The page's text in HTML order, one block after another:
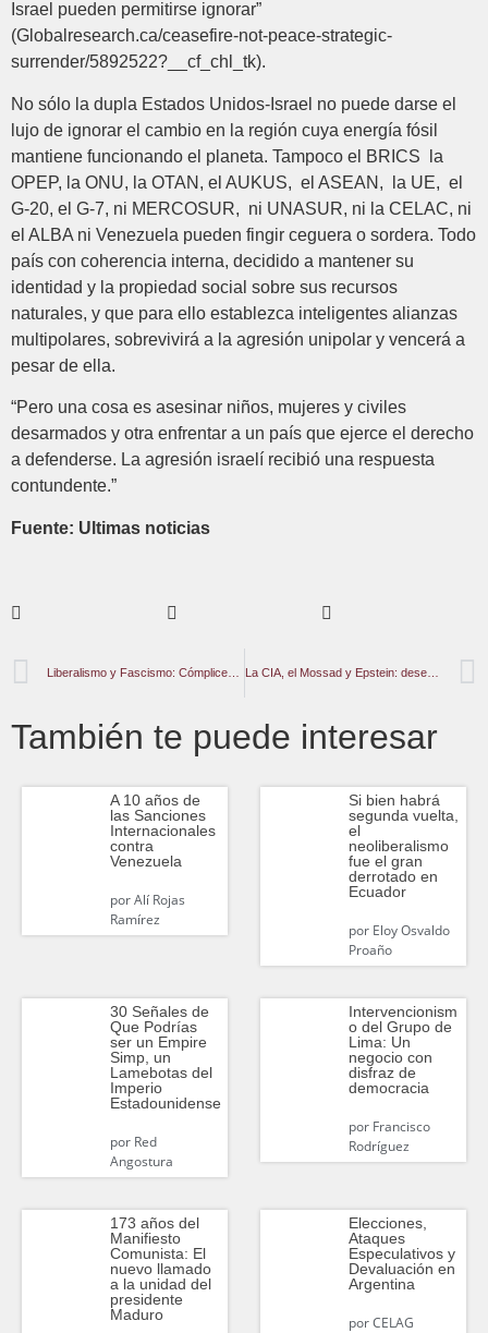
Israel pueden permitirse ignorar”
(Globalresearch.ca/ceasefire-not-peace-strategic-
surrender/5892522?__cf_chl_tk).
No sólo la dupla Estados Unidos-Israel no puede darse el
lujo de ignorar el cambio en la región cuya energía fósil
mantiene funcionando el planeta. Tampoco el BRICS la
OPEP, la ONU, la OTAN, el AUKUS, el ASEAN, la UE, el
G-20, el G-7, ni MERCOSUR, ni UNASUR, ni la CELAC, ni
el ALBA ni Venezuela pueden fingir ceguera o sordera. Todo
país con coherencia interna, decidido a mantener su
identidad y la propiedad social sobre sus recursos
naturales, y que para ello establezca inteligentes alianzas
multipolares, sobrevivirá a la agresión unipolar y vencerá a
pesar de ella.
“Pero una cosa es asesinar niños, mujeres y civiles
desarmados y otra enfrentar a un país que ejerce el derecho
a defenderse. La agresión israelí recibió una respuesta
contundente.”
Fuente: Ultimas noticias
Liberalismo y Fascismo: Cómplices del Crimen Capitalista La CIA, el Mossad y Epstein: desentrañando los vínculos de espionaje de la familia Maxwell
También te puede interesar
A 10 años de
las Sanciones
Internacionales
contra
Venezuela
porAlí Rojas
Ramírez
Si bien habrá
segunda vuelta,
el
neoliberalismo
fue el gran
derrotado en
Ecuador
porEloy Osvaldo
Proaño
30 Señales de
Que Podrías
ser un Empire
Simp, un
Lamebotas del
Imperio
Estadounidense
porRed
Angostura
Intervencionism
o del Grupo de
Lima: Un
negocio con
disfraz de
democracia
porFrancisco
Rodríguez
173 años del
Manifiesto
Comunista: El
nuevo llamado
a la unidad del
presidente
Maduro
Elecciones,
Ataques
Especulativos y
Devaluación en
Argentina
porCELAG